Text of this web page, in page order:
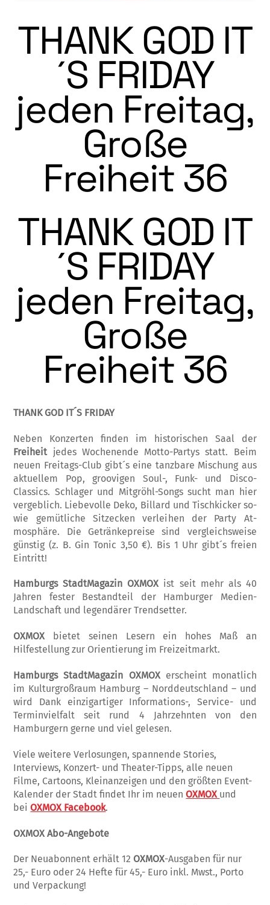
THANK GOD IT
´S FRIDAY
jeden Freitag,
Große
Freiheit 36
THANK GOD IT
´S FRIDAY
jeden Freitag,
Große
Freiheit 36
THANK GOD IT´S FRIDAY
Neben Konzerten finden im historischen Saal der
Freiheitjedes Wochenende Motto-Partys sta­tt. Beim
neuen Freitags-Club gibt´s eine ta­nz­­bare Mischung aus
aktuellem Pop, groovi­gen Soul-, Funk- und Disco-
Classics. Schlager und Mitgröhl-Songs sucht man hier
vergeblich. Liebevolle Deko, Billard und Tischkicker so­
wie gemütliche Sitzecken verleihen der Party At­
mosphäre. Die Getränkepreise sind ver­glei­chs­weise
günstig (z. B. Gin Tonic 3,50 €). Bis 1 Uhr gibt´s freien
Eintritt!
Hamburgs StadtMagazin OXMOXist seit mehr als 40
Jahren fester Bestandteil der Hamburger Medien-
Landschaft und legendärer Trendsetter.
OXMOXbietet seinen Lesern ein hohes Maß an
Hilfestellung zur Orientierung im Freizeitmarkt.
Hamburgs StadtMagazin OXMOX erscheint monatlich
im Kulturgroßraum Hamburg – Norddeutschland – und
wird Dank einzigartiger Informations-, Service- und
Terminvielfalt seit rund 4 Jahrzehnten von den
Hamburgern gerne und viel gelesen.
Viele weitere Verlosungen, spannende Stories,
Interviews, Konzert- und Theater-Tipps, alle neuen
Filme, Cartoons, Kleinanzeigen und den größten Event-
Kalender der Stadt findet Ihr im neuen OXMOX und
bei OXMOX Facebook.
OXMOX Abo-Angebote
Der Neuabonnent erhält 12 OXMOX-Ausgaben für nur
25,- Euro oder 24 Hefte für 45,- Euro inkl. Mwst., Porto
und Verpackung!